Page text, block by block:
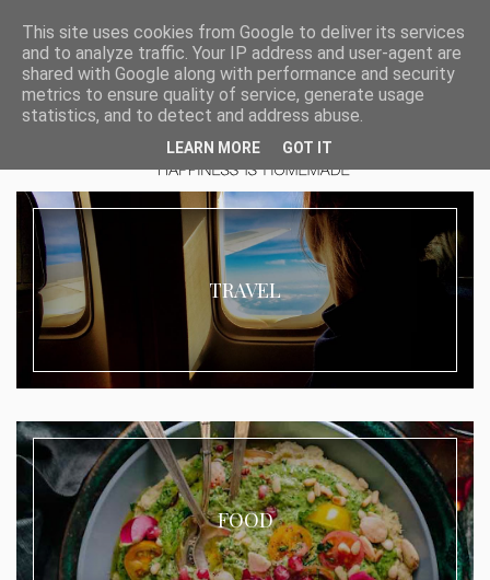
TRAVEL
FOOD
This site uses cookies from Google to deliver its services
and to analyze traffic. Your IP address and user-agent are
shared with Google along with performance and security
metrics to ensure quality of service, generate usage
statistics, and to detect and address abuse.
LEARN MORE GOT IT